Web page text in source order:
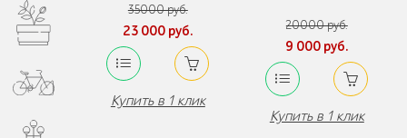
35000 руб.
23 000 руб.
Купить в 1 клик
20000 руб.
9 000 руб.
Купить в 1 клик